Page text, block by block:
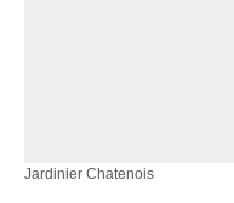
Jardinier Chatenois